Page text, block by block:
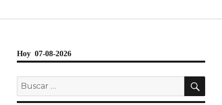
Hoy 07-08-2026
Buscar
por: